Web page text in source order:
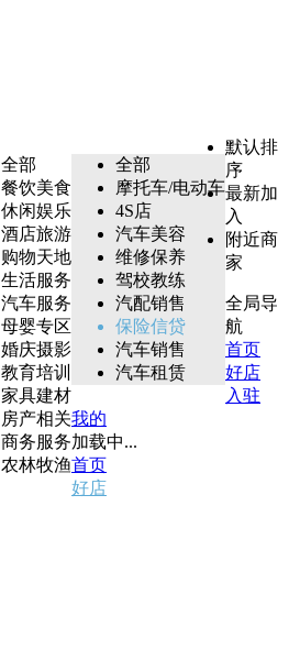
全部
餐饮美食
休闲娱乐
酒店旅游
购物天地
生活服务
汽车服务
母婴专区
婚庆摄影
教育培训
家具建材
房产相关
商务服务
农林牧渔
全部
摩托车/电动车
4S店
汽车美容
维修保养
驾校教练
汽配销售
保险信贷
汽车销售
汽车租赁
默认排
序
最新加
入
附近商
家
全局导
航
首页
好店
入驻
我的
加载中...
首页
好店